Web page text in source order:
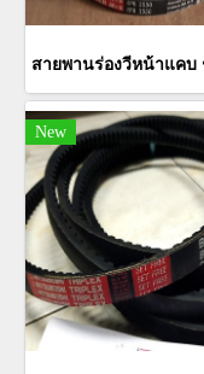
New